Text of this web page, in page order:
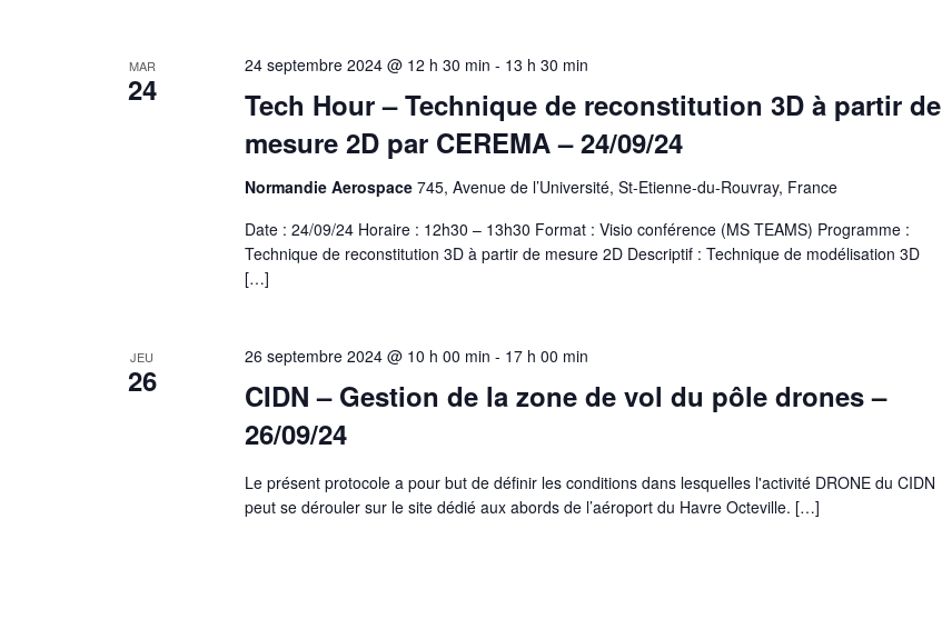
MAR
24
Tech Hour – Technique de reconstitution 3D à partir de
mesure 2D par CEREMA – 24/09/24
24 septembre 2024 @ 12 h 30 min - 13 h 30 min
Normandie Aerospace 745, Avenue de l’Université, St-Etienne-du-Rouvray, France
Date : 24/09/24 Horaire : 12h30 – 13h30 Format : Visio conférence (MS TEAMS) Programme :
Technique de reconstitution 3D à partir de mesure 2D Descriptif : Technique de modélisation 3D
[…]
JEU
26
CIDN – Gestion de la zone de vol du pôle drones –
26/09/24
26 septembre 2024 @ 10 h 00 min - 17 h 00 min
Le présent protocole a pour but de définir les conditions dans lesquelles l'activité DRONE du CIDN
peut se dérouler sur le site dédié aux abords de l’aéroport du Havre Octeville. […]